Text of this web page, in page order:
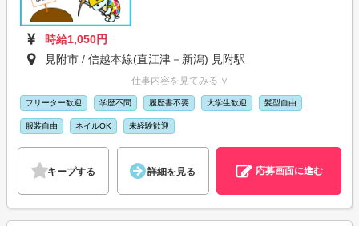
時給1,050円
見附市 / 信越本線(直江津－新潟) 見附駅
仕事内容を見てみる ∨
フリーター歓迎 学歴不問 履歴書不要 大学生歓迎 髪型自由
服装自由 ネイルOK 未経験歓迎
キープする 詳細を見る 応募画面に進む